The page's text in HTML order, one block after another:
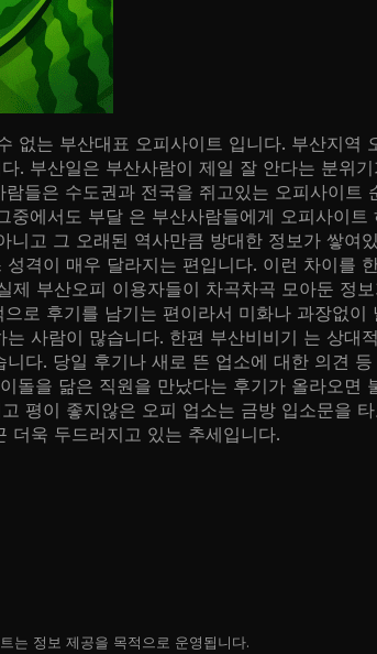
없는 부산대표 오피사이트 입니다. 부산지
. 부산일은 부산사람이 제일 잘 안다는 분위
들은 수도권과 전국을 쥐고있는 오피사이
에서도 부달 은 부산사람들에게 오피사이
고 그 오래된 역사만큼 방대한 정보가 쌓여
격이 매우 달라지는 편입니다. 이런 차이를
부산오피 이용자들이 차곡차곡 모아둔 정
로 후기를 남기는 편이라서 미화나 과장없
사람이 많습니다. 한편 부산비비기 는 상
다. 당일 후기나 새로 뜬 업소에 대한 의견
돌을 닮은 직원을 만났다는 후기가 올라오
평이 좋지않은 오피 업소는 금방 입소문을
더욱 두드러지고 있는 추세입니다.
는 정보 제공을 목적으로 운영됩니다.